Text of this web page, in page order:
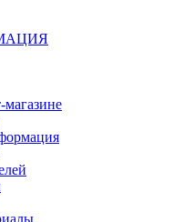
магазине